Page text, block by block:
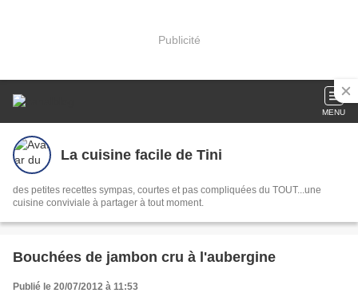
Publicité
MENU
La cuisine facile de Tini
des petites recettes sympas, courtes et pas compliquées du TOUT...une
cuisine conviviale à partager à tout moment.
Bouchées de jambon cru à l'aubergine
Publié le 20/07/2012 à 11:53